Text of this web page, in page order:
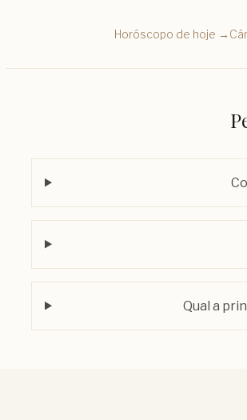
Horóscopo de hoje →
Qual a